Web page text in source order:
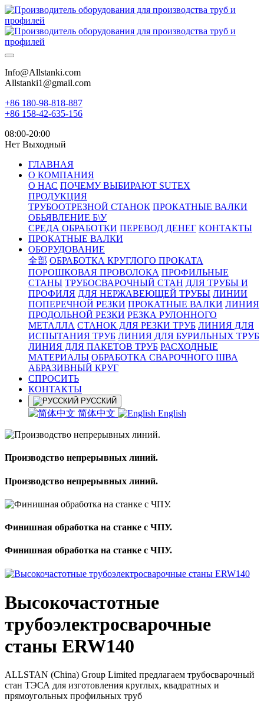
Info@Allstanki.com
Allstanki1@gmail.com
+86 180-98-818-887
+86 158-42-635-156
08:00-20:00
Нет Выходный
ГЛАВНАЯ
О КОМПАНИЯ
О НАС ПОЧЕМУ ВЫБИРАЮТ SUTEX
ПРОДУКЦИЯ
ТРУБООТРЕЗНОЙ СТАНОК ПРОКАТНЫЕ ВАЛКИ
ОБЬЯВЛЕНИЕ Б\У
СРЕДА ОБРАБОТКИ ПЕРЕВОД ДЕНЕГ КОНТАКТЫ
ПРОКАТНЫЕ ВАЛКИ
ОБОРУДОВАНИЕ
全部 ОБРАБОТКА КРУГЛОГО ПРОКАТА
ПОРОШКОВАЯ ПРОВОЛОКА ПРОФИЛЬНЫЕ
СТАНЫ ТРУБОСВАРОЧНЫЙ СТАН ДЛЯ ТРУБЫ И
ПРОФИЛЯ ДЛЯ НЕРЖАВЕЮЩЕЙ ТРУБЫ ЛИНИИ
ПОПЕРЕЧНОЙ РЕЗКИ ПРОКАТНЫЕ ВАЛКИ ЛИНИЯ
ПРОДОЛЬНОЙ РЕЗКИ РЕЗКА РУЛОННОГО
МЕТАЛЛА СТАНОК ДЛЯ РЕЗКИ ТРУБ ЛИНИЯ ДЛЯ
ИСПЫТАНИЯ ТРУБ ЛИНИЯ ДЛЯ БУРИЛЬНЫХ ТРУБ
ЛИНИЯ ДЛЯ ПАКЕТОВ ТРУБ РАСХОДНЫЕ
МАТЕРИАЛЫ OБРАБОТКА СВАРОЧНОГО ШВА
АБРАЗИВНЫЙ КРУГ
СПРОСИТЬ
КОНТАКТЫ
РУССКИЙ
简体中文 English
Производство непрерывных линий.
Производство непрерывных линий.
Финишная обработка на станке с ЧПУ.
Финишная обработка на станке с ЧПУ.
Высокочастотные
трубоэлектросварочные
станы ERW140
ALLSTAN (China) Group Limited предлагаем трубосварочный
стан ТЭСА для изготовления круглых, квадратных и
прямоугольных профильных труб